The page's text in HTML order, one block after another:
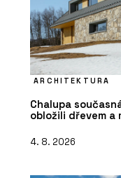
ARCHITEKTURA
Chalupa
obložili dřevem a
4. 8. 2026